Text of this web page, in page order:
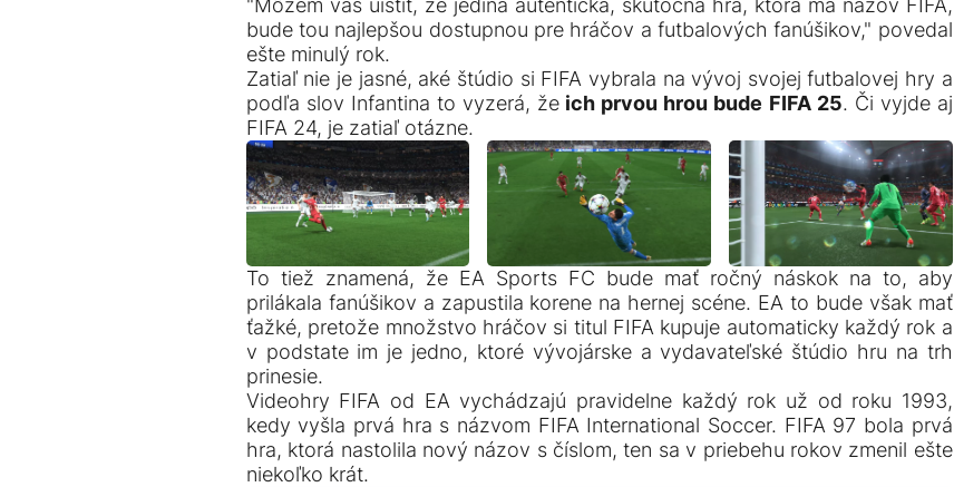
"Môžem vás uistiť, že jediná autentická, skutočná hra, ktorá má názov FIFA,
bude tou najlepšou dostupnou pre hráčov a futbalových fanúšikov," povedal
ešte minulý rok.
Zatiaľ nie je jasné, aké štúdio si FIFA vybrala na vývoj svojej futbalovej hry a
podľa slov Infantina to vyzerá, že ich prvou hrou bude FIFA 25. Či vyjde aj
FIFA 24, je zatiaľ otázne.
To tiež znamená, že EA Sports FC bude mať ročný náskok na to, aby
prilákala fanúšikov a zapustila korene na hernej scéne. EA to bude však mať
ťažké, pretože množstvo hráčov si titul FIFA kupuje automaticky každý rok a
v podstate im je jedno, ktoré vývojárske a vydavateľské štúdio hru na trh
prinesie.
Videohry FIFA od EA vychádzajú pravidelne každý rok už od roku 1993,
kedy vyšla prvá hra s názvom FIFA International Soccer. FIFA 97 bola prvá
hra, ktorá nastolila nový názov s číslom, ten sa v priebehu rokov zmenil ešte
niekoľko krát.